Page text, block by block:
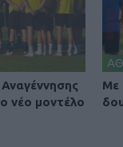
νέο μοντέλο
Με